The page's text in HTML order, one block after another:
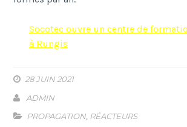
Socotec ouvre un centre de
à Rungis
28 JUIN 2021
ADMIN
PROPAGATION, RÉACTEURS